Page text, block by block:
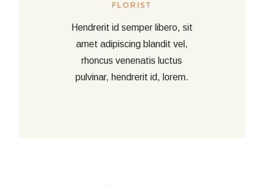
FLORIST
Hendrerit id semper libero, sit
amet adipiscing blandit vel,
rhoncus venenatis luctus
pulvinar, hendrerit id, lorem.